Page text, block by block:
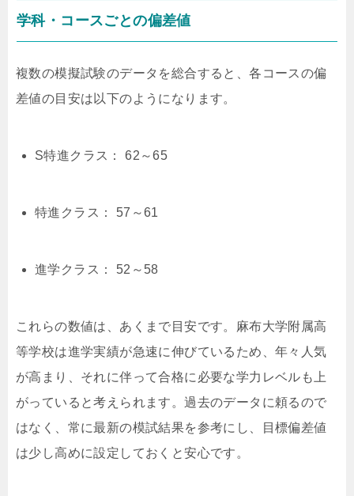
学科・コースごとの偏差値
複数の模擬試験のデータを総合すると、各コースの偏
差値の目安は以下のようになります。
S特進クラス： 62～65
特進クラス： 57～61
進学クラス： 52～58
これらの数値は、あくまで目安です。麻布大学附属高
等学校は進学実績が急速に伸びているため、年々人気
が高まり、それに伴って合格に必要な学力レベルも上
がっていると考えられます。過去のデータに頼るので
はなく、常に最新の模試結果を参考にし、目標偏差値
は少し高めに設定しておくと安心です。